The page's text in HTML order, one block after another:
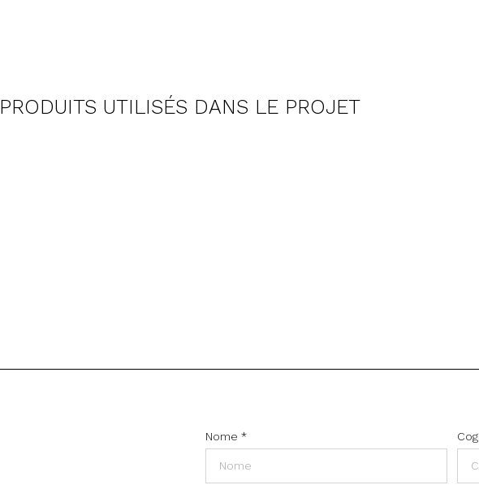
PRODUITS UTILISÉS DANS LE PROJET
Nome *